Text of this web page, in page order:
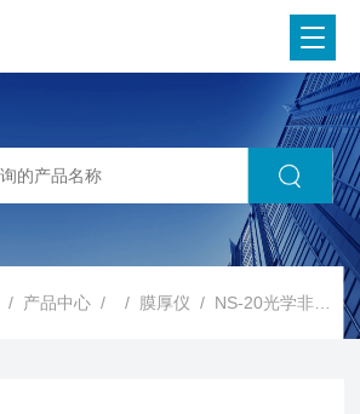
/ 产品中心 / / 膜厚仪 / NS-20光学非接触 手动薄膜膜厚测厚仪